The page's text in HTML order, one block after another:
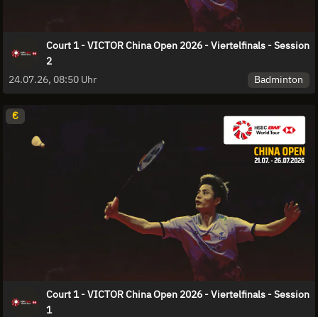
Court 1 - VICTOR China Open 2026 - Viertelfinals - Session
2
24.07.26, 08:50 Uhr
Badminton
€
Court 1 - VICTOR China Open 2026 - Viertelfinals - Session
1